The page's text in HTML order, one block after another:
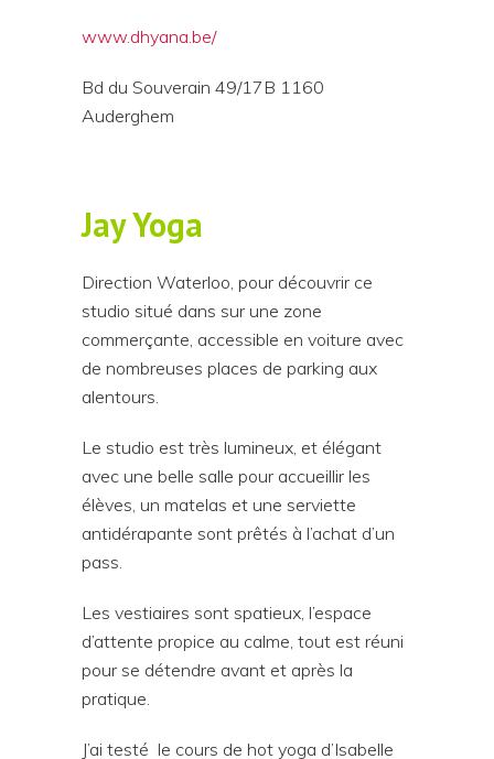
www.dhyana.be/
Bd du Souverain 49/17B 1160
Auderghem
Jay Yoga
Direction Waterloo, pour découvrir ce
studio situé dans sur une zone
commerçante, accessible en voiture avec
de nombreuses places de parking aux
alentours.
Le studio est très lumineux, et élégant
avec une belle salle pour accueillir les
élèves, un matelas et une serviette
antidérapante sont prêtés à l’achat d’un
pass.
Les vestiaires sont spatieux, l’espace
d’attente propice au calme, tout est réuni
pour se détendre avant et après la
pratique.
J’ai testé le cours de hot yoga d’Isabelle